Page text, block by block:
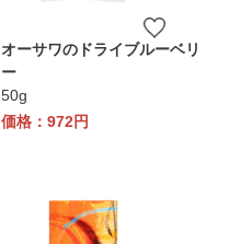
オーサワのドライブルーベリ
ー
50g
価格：972円